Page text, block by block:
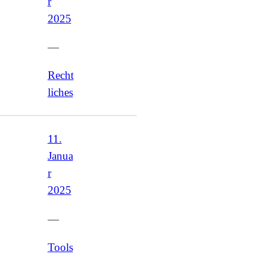
2025
—
Recht
liches
11.
Janua
r
2025
—
Tools